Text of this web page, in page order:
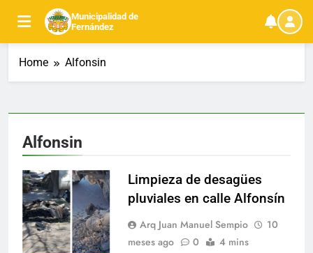
content
Municipalidad de
Fernández
Home Alfonsin
Alfonsin
Limpieza de desagües
pluviales en calle Alfonsín
Arq Juan Manuel Sempio
10
meses ago
0 4 mins